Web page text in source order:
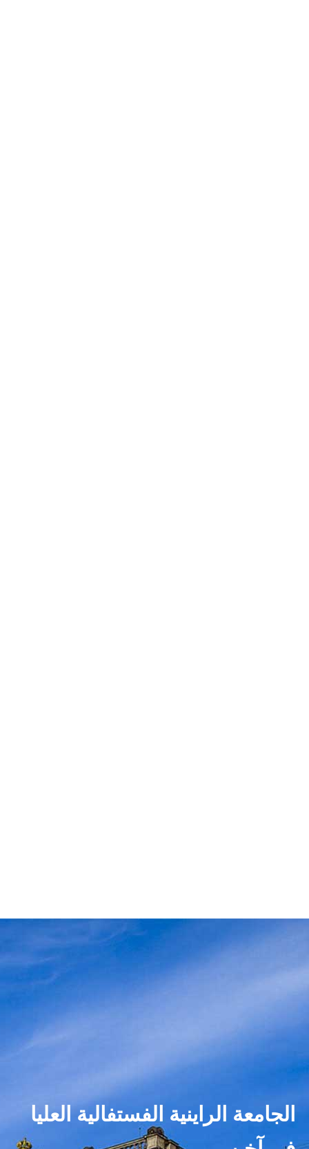
الجامعة الراينية الفستفالية العليا